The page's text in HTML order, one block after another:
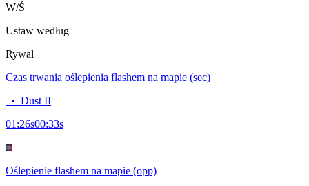
W/Ś
Ustaw według
Rywal
Czas trwania oślepienia flashem na mapie (sec)
• Dust II
01:26s00:33s
Oślepienie flashem na mapie (opp)